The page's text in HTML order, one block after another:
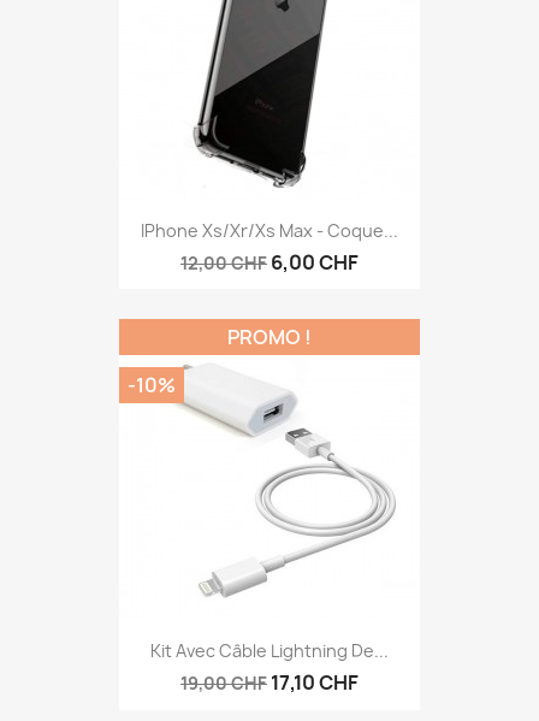
IPhone Xs/Xr/Xs Max - Coque...
12,00 CHF 6,00 CHF
Kit Avec Câble Lightning De...
19,00 CHF 17,10 CHF
PROMO !
-10%